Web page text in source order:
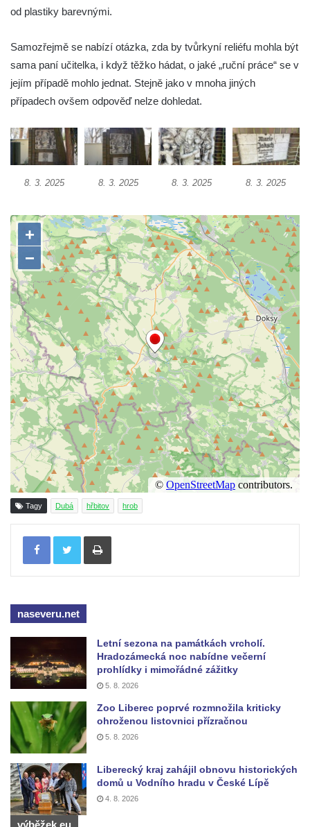
Hrob Jana a Marie Tybytanclových na
Hrob rodiny Lorenz na hřbitově v Římově
Hrob rodiny Wähner na hřbitově v Dolním
Podluží
Podluží
Hrob Josefa Adlera na hřbitově v Dolním
Hrob rodiny Meisel na hřbitově v Dolním
Podluží
Hrob rodiny Kunze na hřbitově v Dolním
Podluží
Hrob rodiny Stolle na hřbitově v Horním
Podluží
Hrob rodiny Pergeltových na hřbitově v
Horním Podluží
Hrob Václava Valouška na hřbitově v
Račicích
Hrob rodiny Hankovy na hřbitově v Račicích
Hrob Josefa Kolínského na hřbitově v
Račicích
Hrob Josefa Marka na hřbitově v Račicích
Hrob rodiny Fuxovy na hřbitově v Hostíně u
Hrob rodiny Kratochvílovy na hřbitově v
Hostíně u Vojkovic
hřbitově v Lužci nad Vltavou
Hrob rodiny Tichých a Dvořákových na
hřbitově v Lužci nad Vltavou
Hrob rodiny Grosmanovy na hřbitově v
Lužci nad Vltavou
Hrob rodiny Pokorných z Vraňan na
hřbitově v Lužci nad Vltavou
Hrob Karla Krále a Františka Kramaty na
hřbitově v Lužci nad Vltavou
od plastiky barevnými.
Samozřejmě se nabízí otázka, zda by tvůrkyní reliéfu mohla být
sama paní učitelka, i když těžko hádat, o jaké „ruční práce“ se v
jejím případě mohlo jednat. Stejně jako v mnoha jiných
případech ovšem odpověď nelze dohledat.
8. 3. 2025 8. 3. 2025 8. 3. 2025 8. 3. 2025
Tagy Dubá hřbitov hrob
Tisknout
naseveru.net
Letní sezona na památkách vrcholí.
Hradozámecká noc nabídne večerní
prohlídky i mimořádné zážitky
5. 8. 2026
Zoo Liberec poprvé rozmnožila kriticky
ohroženou listovnici přízračnou
5. 8. 2026
Liberecký kraj zahájil obnovu historických
domů u Vodního hradu v České Lípě
4. 8. 2026
výběžek.eu